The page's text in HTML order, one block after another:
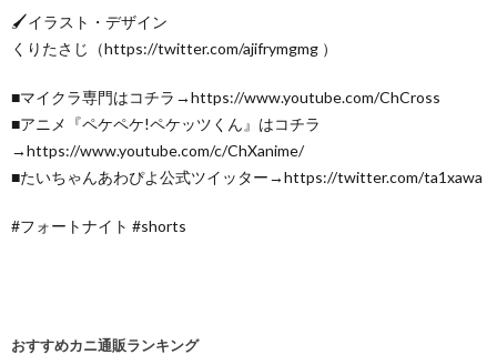
🖌イラスト・デザイン
くりたさじ（https://twitter.com/ajifrymgmg ）
■マイクラ専門はコチラ→https://www.youtube.com/ChCross
■アニメ『ペケペケ!ペケッツくん』はコチラ
→https://www.youtube.com/c/ChXanime/
■たいちゃんあわぴよ公式ツイッター→https://twitter.com/ta1xawa
#フォートナイト​ #shorts
おすすめカニ通販ランキング